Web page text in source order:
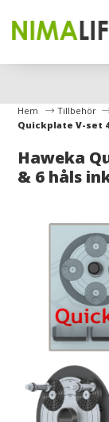
Hem Tillbehör
Quickplate V-set
Haweka
& 6 håls